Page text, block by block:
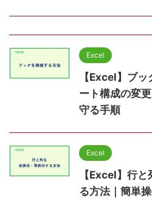
Excel
【Excel】ブ
ート構成の変
守る手順
Excel
【Excel】行
る方法｜簡単